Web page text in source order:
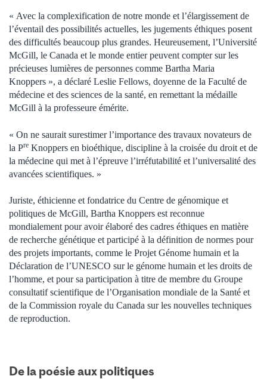
« Avec la complexification de notre monde et l’élargissement de
l’éventail des possibilités actuelles, les jugements éthiques posent
des difficultés beaucoup plus grandes. Heureusement, l’Université
McGill, le Canada et le monde entier peuvent compter sur les
précieuses lumières de personnes comme Bartha Maria
Knoppers », a déclaré Leslie Fellows, doyenne de la Faculté de
médecine et des sciences de la santé, en remettant la médaille
McGill à la professeure émérite.
« On ne saurait surestimer l’importance des travaux novateurs de
la Pre Knoppers en bioéthique, discipline à la croisée du droit et de
la médecine qui met à l’épreuve l’irréfutabilité et l’universalité des
avancées scientifiques. »
Juriste, éthicienne et fondatrice du Centre de génomique et
politiques de McGill, Bartha Knoppers est reconnue
mondialement pour avoir élaboré des cadres éthiques en matière
de recherche génétique et participé à la définition de normes pour
des projets importants, comme le Projet Génome humain et la
Déclaration de l’UNESCO sur le génome humain et les droits de
l’homme, et pour sa participation à titre de membre du Groupe
consultatif scientifique de l’Organisation mondiale de la Santé et
de la Commission royale du Canada sur les nouvelles techniques
de reproduction.
De la poésie aux politiques